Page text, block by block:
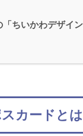
「ちいかわデザイ
カードとは